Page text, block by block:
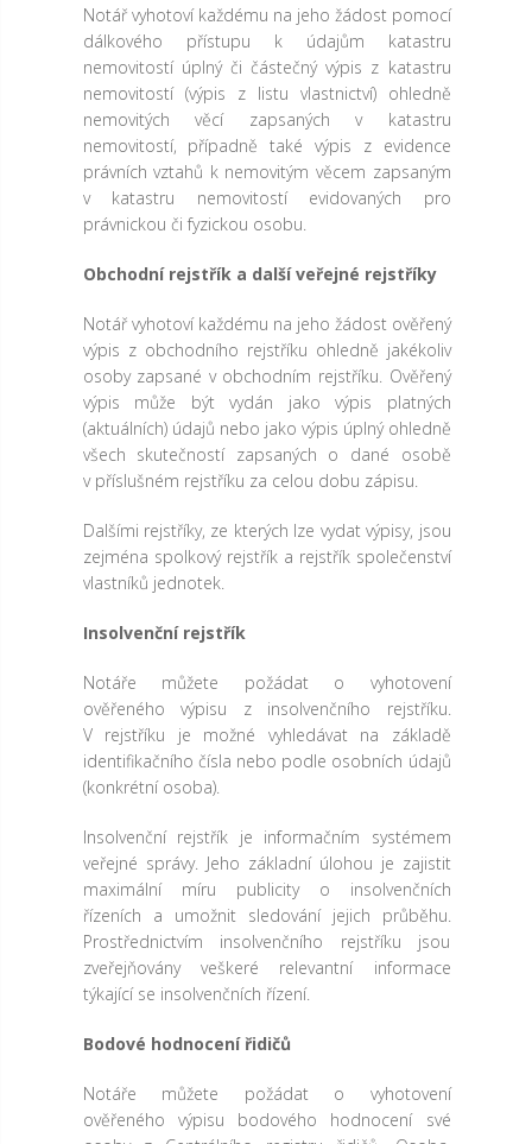
Notář vyhotoví každému na jeho žádost pomocí
dálkového přístupu k údajům katastru
nemovitostí úplný či částečný výpis z katastru
nemovitostí (výpis z listu vlastnictví) ohledně
nemovitých věcí zapsaných v katastru
nemovitostí, případně také výpis z evidence
právních vztahů k nemovitým věcem zapsaným
v katastru nemovitostí evidovaných pro
právnickou či fyzickou osobu.
Obchodní rejstřík a další veřejné rejstříky
Notář vyhotoví každému na jeho žádost ověřený
výpis z obchodního rejstříku ohledně jakékoliv
osoby zapsané v obchodním rejstříku. Ověřený
výpis může být vydán jako výpis platných
(aktuálních) údajů nebo jako výpis úplný ohledně
všech skutečností zapsaných o dané osobě
v příslušném rejstříku za celou dobu zápisu.
Dalšími rejstříky, ze kterých lze vydat výpisy, jsou
zejména spolkový rejstřík a rejstřík společenství
vlastníků jednotek.
Insolvenční rejstřík
Notáře můžete požádat o vyhotovení
ověřeného výpisu z insolvenčního rejstříku.
V rejstříku je možné vyhledávat na základě
identifikačního čísla nebo podle osobních údajů
(konkrétní osoba).
Insolvenční rejstřík je informačním systémem
veřejné správy. Jeho základní úlohou je zajistit
maximální míru publicity o insolvenčních
řízeních a umožnit sledování jejich průběhu.
Prostřednictvím insolvenčního rejstříku jsou
zveřejňovány veškeré relevantní informace
týkající se insolvenčních řízení.
Bodové hodnocení řidičů
Notáře můžete požádat o vyhotovení
ověřeného výpisu bodového hodnocení své